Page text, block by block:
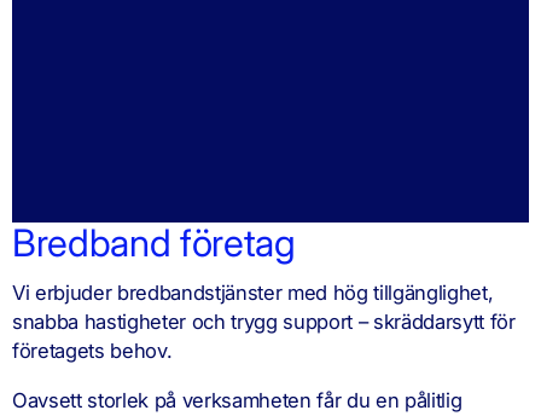
Bredband företag
Vi erbjuder bredbandstjänster med hög tillgänglighet,
snabba hastigheter och trygg support – skräddarsytt för
företagets behov.
Oavsett storlek på verksamheten får du en pålitlig